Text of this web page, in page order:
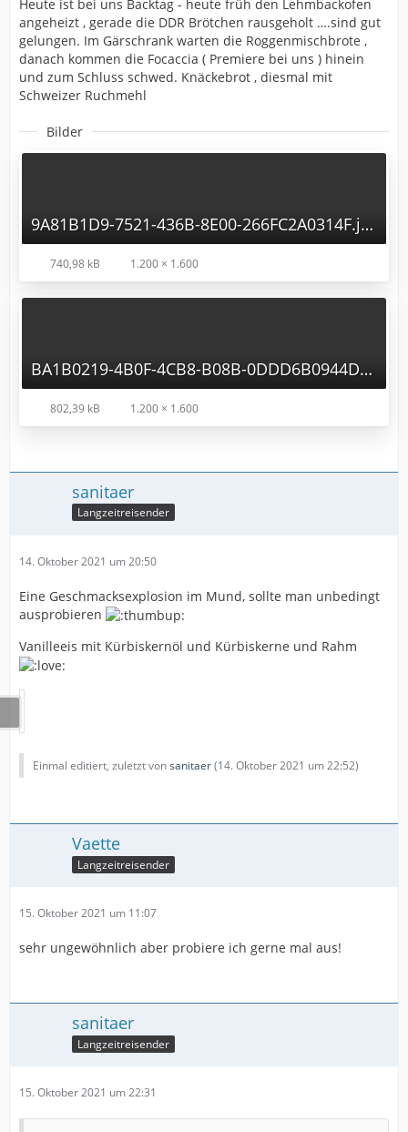
Heute ist bei uns Backtag - heute früh den Lehmbackofen
angeheizt , gerade die DDR Brötchen rausgeholt ….sind gut
gelungen. Im Gärschrank warten die Roggenmischbrote ,
danach kommen die Focaccia ( Premiere bei uns ) hinein
und zum Schluss schwed. Knäckebrot , diesmal mit
Schweizer Ruchmehl
Bilder
9A81B1D9-7521-436B-8E00-266FC2A0314F.jpg
740,98 kB 1.200 × 1.600
BA1B0219-4B0F-4CB8-B08B-0DDD6B0944DC.jpg
802,39 kB 1.200 × 1.600
sanitaer
Langzeitreisender
14. Oktober 2021 um 20:50
Eine Geschmacksexplosion im Mund, sollte man unbedingt
ausprobieren
Vanilleeis mit Kürbiskernöl und Kürbiskerne und Rahm
Einmal editiert, zuletzt vonsanitaer(14. Oktober 2021 um 22:52)
Vaette
Langzeitreisender
15. Oktober 2021 um 11:07
sehr ungewöhnlich aber probiere ich gerne mal aus!
sanitaer
Langzeitreisender
15. Oktober 2021 um 22:31